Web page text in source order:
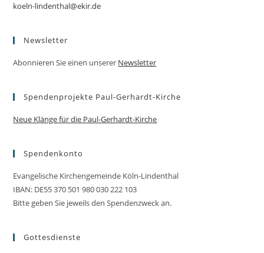
koeln-lindenthal@ekir.de
Newsletter
Abonnieren Sie einen unserer Newsletter
Spendenprojekte Paul-Gerhardt-Kirche
Neue Klänge für die Paul-Gerhardt-Kirche
Spendenkonto
Evangelische Kirchengemeinde Köln-Lindenthal
IBAN: DE55 370 501 980 030 222 103
Bitte geben Sie jeweils den Spendenzweck an.
Gottesdienste